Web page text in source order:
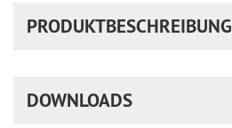
PRODUKTBESCHREIBUNG
DOWNLOADS